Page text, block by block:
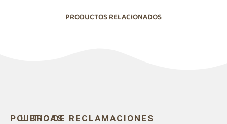
PRODUCTOS RELACIONADOS
POLITICAS
LIBRO DE RECLAMACIONES